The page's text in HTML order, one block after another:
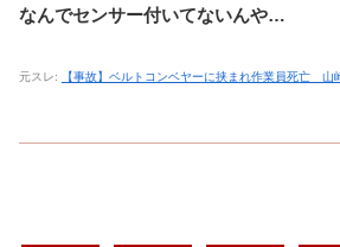
なんでセンサー付いてないんや…
元スレ: 【事故】ベルトコンベヤーに挟まれ作業員死亡 山